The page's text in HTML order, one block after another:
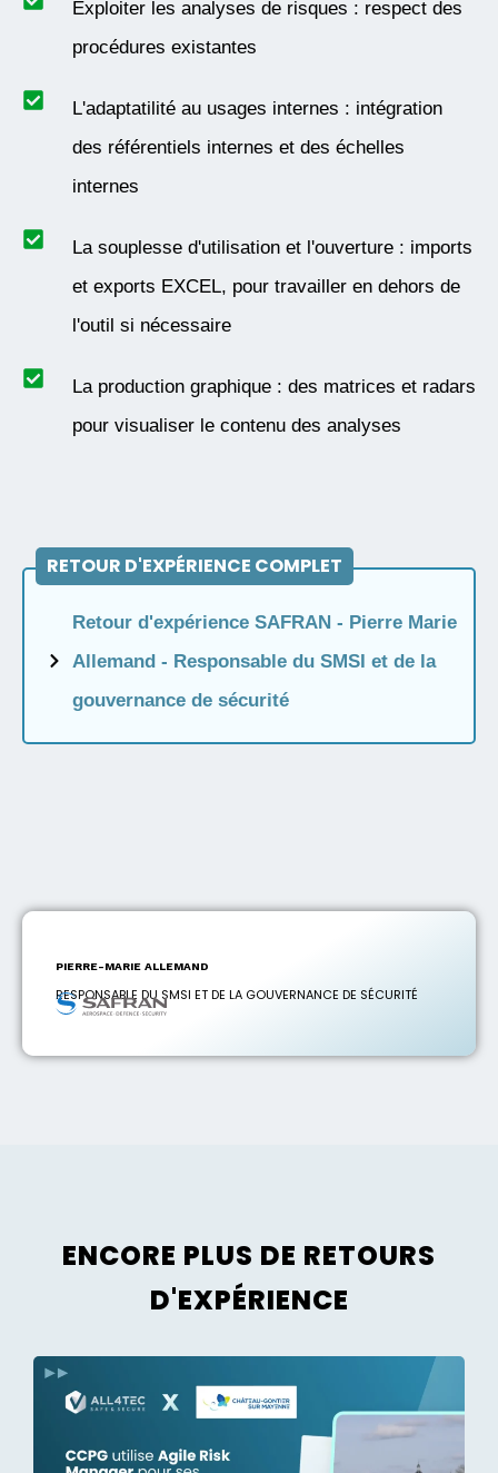
Exploiter les analyses de risques : respect des
procédures existantes
L'adaptatilité au usages internes : intégration
des référentiels internes et des échelles
internes
La souplesse d'utilisation et l'ouverture : imports
et exports EXCEL, pour travailler en dehors de
l'outil si nécessaire
La production graphique : des matrices et radars
pour visualiser le contenu des analyses
RETOUR D'EXPÉRIENCE COMPLET
Retour d'expérience SAFRAN - Pierre Marie
Allemand - Responsable du SMSI et de la
gouvernance de sécurité
PIERRE-MARIE ALLEMAND
RESPONSABLE DU SMSI ET DE LA GOUVERNANCE DE SÉCURITÉ
ENCORE PLUS DE RETOURS
D'EXPÉRIENCE